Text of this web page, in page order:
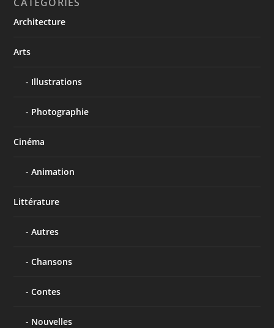
Architecture
Arts
Illustrations
Photographie
Cinéma
Animation
Littérature
Autres
Chansons
Contes
Nouvelles